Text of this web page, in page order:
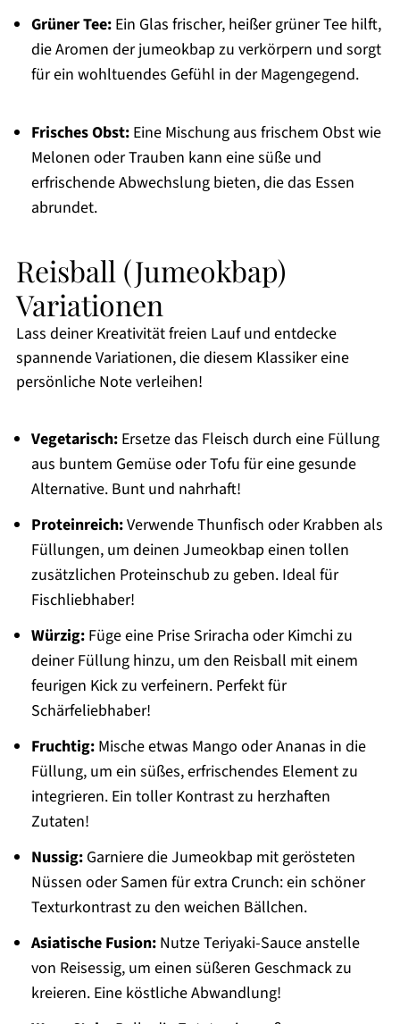
Grüner Tee:Ein Glas frischer, heißer grüner Tee hilft,
die Aromen der jumeokbap zu verkörpern und sorgt
für ein wohltuendes Gefühl in der Magengegend.
Frisches Obst:Eine Mischung aus frischem Obst wie
Melonen oder Trauben kann eine süße und
erfrischende Abwechslung bieten, die das Essen
abrundet.
Reisball (Jumeokbap)
Variationen
Lass deiner Kreativität freien Lauf und entdecke
spannende Variationen, die diesem Klassiker eine
persönliche Note verleihen!
Vegetarisch:Ersetze das Fleisch durch eine Füllung
aus buntem Gemüse oder Tofu für eine gesunde
Alternative. Bunt und nahrhaft!
Proteinreich:Verwende Thunfisch oder Krabben als
Füllungen, um deinen Jumeokbap einen tollen
zusätzlichen Proteinschub zu geben. Ideal für
Fischliebhaber!
Würzig:Füge eine Prise Sriracha oder Kimchi zu
deiner Füllung hinzu, um den Reisball mit einem
feurigen Kick zu verfeinern. Perfekt für
Schärfeliebhaber!
Fruchtig:Mische etwas Mango oder Ananas in die
Füllung, um ein süßes, erfrischendes Element zu
integrieren. Ein toller Kontrast zu herzhaften
Zutaten!
Nussig:Garniere die Jumeokbap mit gerösteten
Nüssen oder Samen für extra Crunch: ein schöner
Texturkontrast zu den weichen Bällchen.
Asiatische Fusion:Nutze Teriyaki-Sauce anstelle
von Reisessig, um einen süßeren Geschmack zu
kreieren. Eine köstliche Abwandlung!